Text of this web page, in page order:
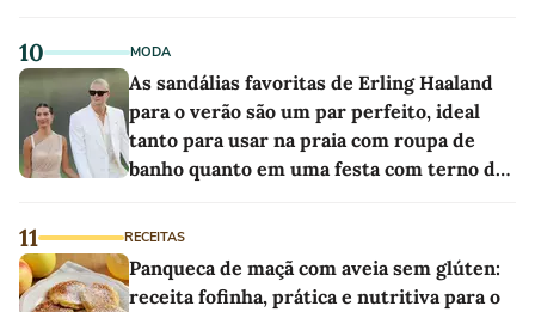
10 MODA
As sandálias favoritas de Erling Haaland
para o verão são um par perfeito, ideal
tanto para usar na praia com roupa de
banho quanto em uma festa com terno de
11 RECEITAS
Panqueca de maçã com aveia sem glúten:
receita fofinha, prática e nutritiva para o